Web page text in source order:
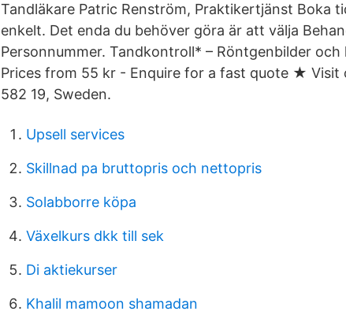
Tandläkare Patric Renström, Praktikertjänst Boka
enkelt. Det enda du behöver göra är att välja
Personnummer. Tandkontroll* – Röntgenbilder
Prices from 55 kr - Enquire for a fast quote ★
582 19, Sweden.
Upsell services
Skillnad pa bruttopris och nettopris
Solabborre köpa
Växelkurs dkk till sek
Di aktiekurser
Khalil mamoon shamadan